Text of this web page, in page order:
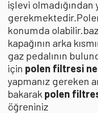
işlevi
konumda
kapağının arka
gaz pedalının
için polen filtresi
yapmanız gereken
bakarak polen
öğreniniz